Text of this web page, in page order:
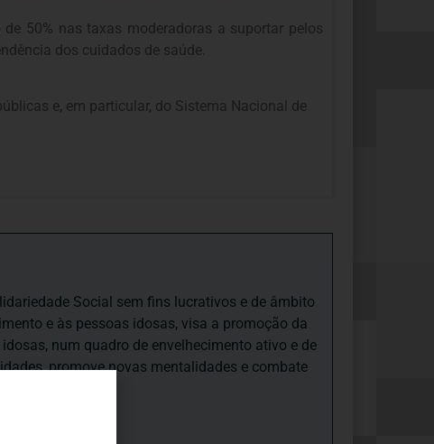
50% nas taxas moderadoras a suportar pelos
dos cuidados de saúde.
e, em particular, do Sistema Nacional de
Social sem fins lucrativos e de âmbito
e às pessoas idosas, visa a promoção da
num quadro de envelhecimento ativo e de
promove novas mentalidades e combate